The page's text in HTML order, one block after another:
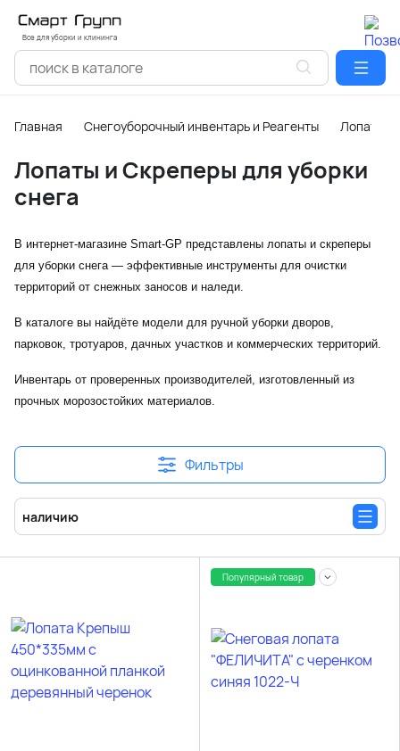
Все для уборки и клининга
Главная Снегоуборочный инвентарь и Реагенты Лопаты и
Лопаты и Скреперы для уборки
снега
В интернет-магазине Smart-GP представлены лопаты и скреперы
для уборки снега — эффективные инструменты для очистки
территорий от снежных заносов и наледи.
В каталоге вы найдёте модели для ручной уборки дворов,
парковок, тротуаров, дачных участков и коммерческих территорий.
Инвентарь от проверенных производителей, изготовленный из
прочных морозостойких материалов.
Фильтры
наличию
Популярный товар